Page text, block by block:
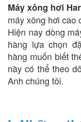
Máy xông hơi
máy xông hơi cao
Hiện nay dòng
hàng lựa chọn
hàng muốn biết
này có thể theo
Anh chúng tôi.